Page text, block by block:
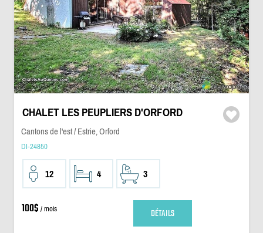
CHALET LES PEUPLIERS D'ORFORD
Cantons de l'est / Estrie, Orford
DI-24850
12 4 3
100$ / mois DÉTAILS